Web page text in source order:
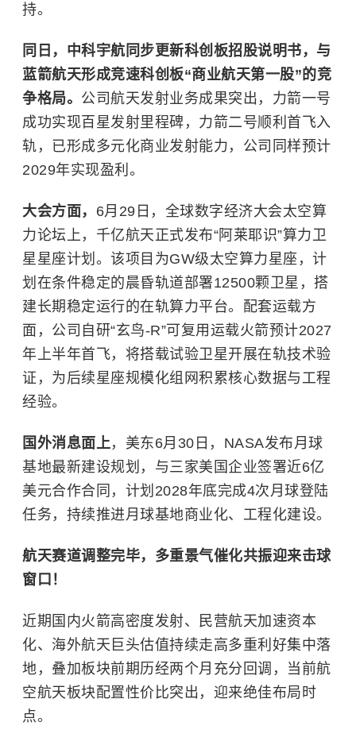
持。
同日，中科宇航同步更新科创板招股说明书，与
蓝箭航天形成竞速科创板“商业航天第一股”的竞
争格局。 公司航天发射业务成果突出，力箭一号
成功实现百星发射里程碑，力箭二号顺利首飞入
轨，已形成多元化商业发射能力，公司同样预计
2029年实现盈利。
大会方面， 6月29日，全球数字经济大会太空算
力论坛上，千亿航天正式发布“阿莱耶识”算力卫
星星座计划。该项目为GW级太空算力星座，计
划在条件稳定的晨昏轨道部署12500颗卫星，搭
建长期稳定运行的在轨算力平台。配套运载方
面，公司自研“玄鸟-R”可复用运载火箭预计2027
年上半年首飞，将搭载试验卫星开展在轨技术验
证，为后续星座规模化组网积累核心数据与工程
经验。
国外消息面上 ，美东6月30日，NASA发布月球
基地最新建设规划，与三家美国企业签署近6亿
美元合作合同，计划2028年底完成4次月球登陆
任务，持续推进月球基地商业化、工程化建设。
航天赛道调整完毕，多重景气催化共振迎来击球
窗口！
近期国内火箭高密度发射、民营航天加速资本
化、海外航天巨头估值持续走高多重利好集中落
地，叠加板块前期历经两个月充分回调，当前航
空航天板块配置性价比突出，迎来绝佳布局时
点。